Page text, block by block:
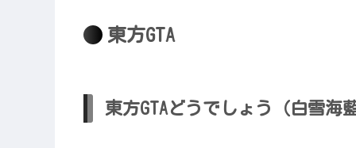
東方GTA
東方GTAどうでしょう（白雪海